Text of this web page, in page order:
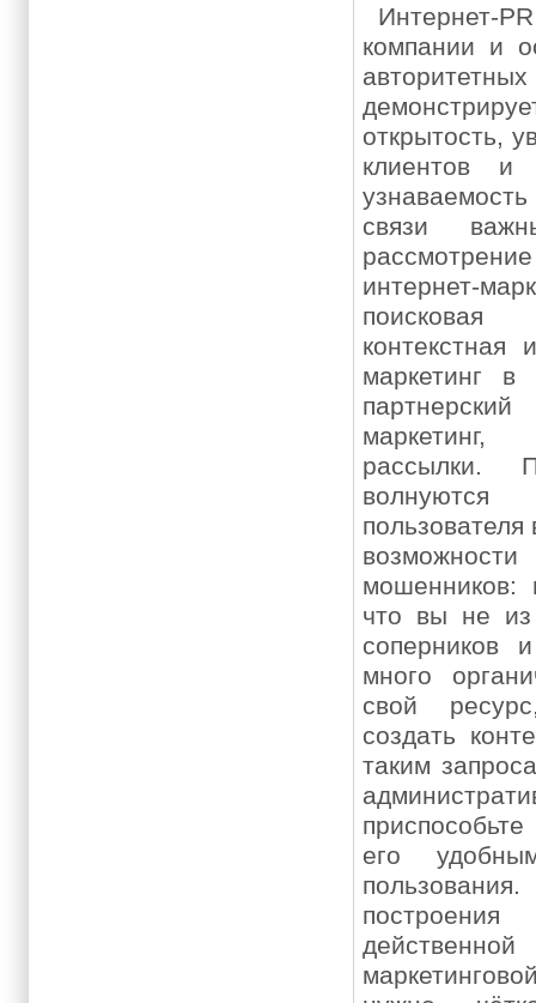
Интернет-
компании и
открытость,
клиентов
связи
интернет-
контекстная
маркетинг в
рассылки.
пользователя
мошенников:
что вы не
соперников
много
свой
создать
таким
его